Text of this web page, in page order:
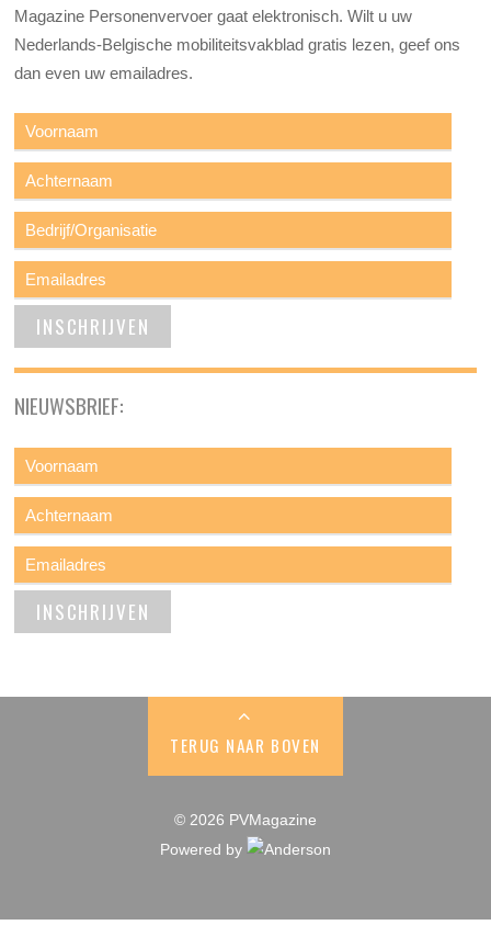
Magazine Personenvervoer gaat elektronisch. Wilt u uw
Nederlands-Belgische mobiliteitsvakblad gratis lezen, geef ons
dan even uw emailadres.
NIEUWSBRIEF:
TERUG NAAR BOVEN
© 2026 PVMagazine
Powered by